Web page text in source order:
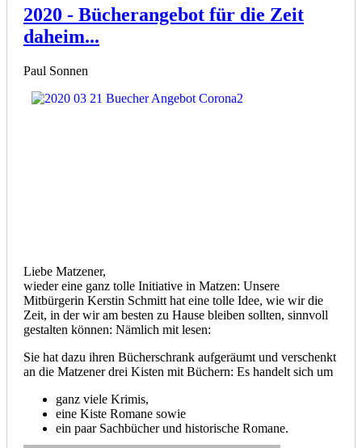
2020 - Bücherangebot für die Zeit
daheim...
Paul Sonnen
Liebe Matzener,
wieder eine ganz tolle Initiative in Matzen: Unsere
Mitbürgerin Kerstin Schmitt hat eine tolle Idee, wie wir die
Zeit, in der wir am besten zu Hause bleiben sollten, sinnvoll
gestalten können: Nämlich mit lesen:
Sie hat dazu ihren Bücherschrank aufgeräumt und verschenkt
an die Matzener drei Kisten mit Büchern: Es handelt sich um
ganz viele Krimis,
eine Kiste Romane sowie
ein paar Sachbücher und historische Romane.